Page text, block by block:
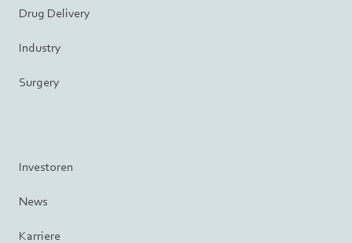
Drug Delivery
Industry
Surgery
Investoren
News
Karriere